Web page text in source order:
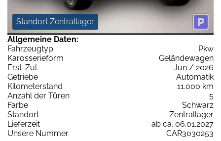
Standort Zentrallager
Allgemeine Daten:
Fahrzeugtyp
Pkw
Karosserieform
Geländewagen
Erst-Zul.
Jun / 2026
Getriebe
Automatik
Kilometerstand
11.000 km
Anzahl der Türen
5
Farbe
Schwarz
Standort
Zentrallager
Lieferzeit
ab ca. 06.01.2027
Unsere Nummer
CAR3030253